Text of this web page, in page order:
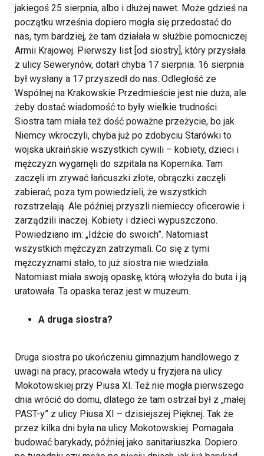
jakiegoś 25 sierpnia, albo i dłużej nawet. Może gdzieś na
początku września dopiero mogła się przedostać do
nas, tym bardziej, że tam działała w służbie pomocniczej
Armii Krajowej. Pierwszy list [od siostry], który przysłała
z ulicy Sewerynów, dotarł chyba 17 sierpnia. 16 sierpnia
był wysłany a 17 przyszedł do nas. Odległość ze
Wspólnej na Krakowskie Przedmieście jest nie duża, ale
żeby dostać wiadomość to były wielkie trudności.
Siostra tam miała też dość poważne przeżycie, bo jak
Niemcy wkroczyli, chyba już po zdobyciu Starówki to
wojska ukraińskie wszystkich cywili – kobiety, dzieci i
mężczyzn wygarnęli do szpitala na Kopernika. Tam
zaczęli im zrywać łańcuszki złote, obrączki zaczęli
zabierać, poza tym powiedzieli, że wszystkich
rozstrzelają. Ale później przyszli niemieccy oficerowie i
zarządzili inaczej. Kobiety i dzieci wypuszczono.
Powiedziano im: „Idźcie do swoich”. Natomiast
wszystkich mężczyzn zatrzymali. Co się z tymi
mężczyznami stało, to już siostra nie wiedziała.
Natomiast miała swoją opaskę, którą włożyła do buta i ją
uratowała. Ta opaska teraz jest w muzeum.
A druga siostra?
Druga siostra po ukończeniu gimnazjum handlowego z
uwagi na pracy, pracowała wtedy u fryzjera na ulicy
Mokotowskiej przy Piusa XI. Też nie mogła pierwszego
dnia wrócić do domu, dlatego że tam ostrzał był z „małej
PAST-y” z ulicy Piusa XI – dzisiejszej Pięknej. Tak że
przez kilka dni była na ulicy Mokotowskiej. Pomagała
budować barykady, później jako sanitariuszka. Dopiero